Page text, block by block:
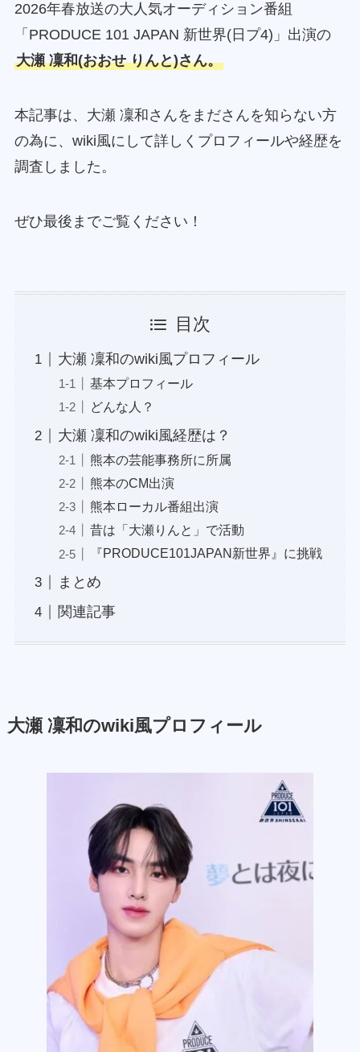
2026年春放送の大人気オーディション番組
「PRODUCE 101 JAPAN 新世界(日プ4)」出演の
大瀬 凜和(おおせ りんと)さん。
本記事は、大瀬 凜和さんをまださんを知らない方
の為に、wiki風にして詳しくプロフィールや経歴を
調査しました。
ぜひ最後までご覧ください！
目次
大瀬 凜和のwiki風プロフィール
基本プロフィール
どんな人？
大瀬 凜和のwiki風経歴は？
熊本の芸能事務所に所属
熊本のCM出演
熊本ローカル番組出演
昔は「大瀬りんと」で活動
『PRODUCE101JAPAN新世界』に挑戦
まとめ
関連記事
大瀬 凜和のwiki風プロフィール